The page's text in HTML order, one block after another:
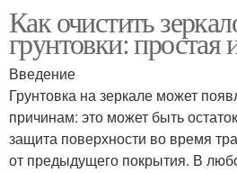
Как очистить
грунтовки: простая
Введение
Грунтовка на зеркале может
причинам: это может быть
защита поверхности во время
от предыдущего покрытия. В